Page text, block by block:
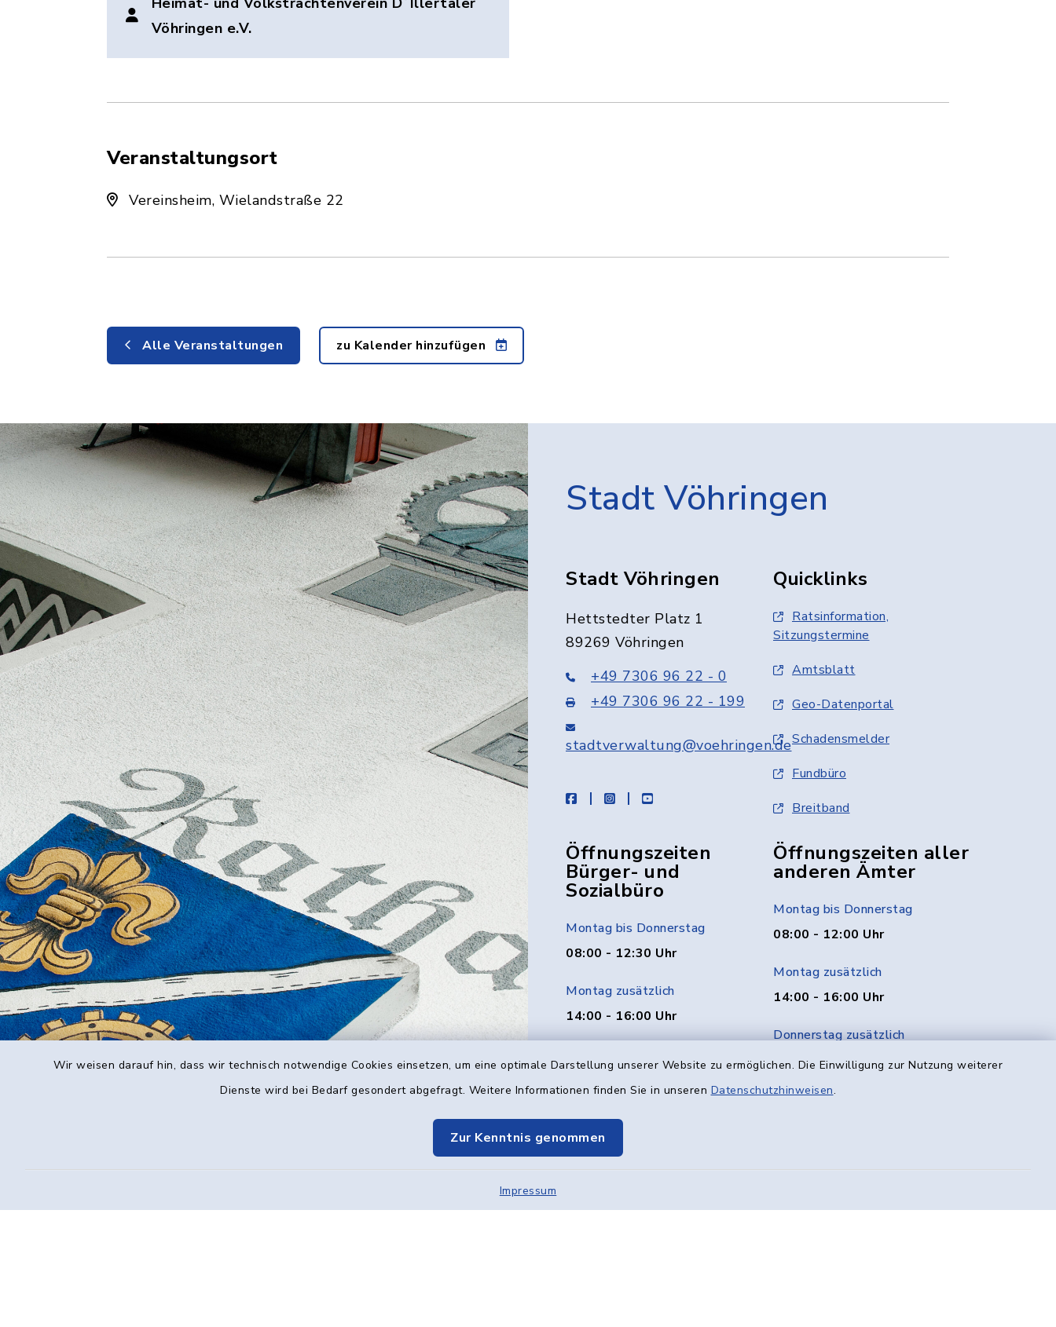
Wir weisen darauf hin, dass wir technisch notwendige Cookies einsetzen, um eine optimale Darstellung unserer Website zu ermöglichen. Die Einwilligung zur Nutzung weiterer
Dienste wird bei Bedarf gesondert abgefragt. Weitere Informationen finden Sie in unseren Datenschutzhinweisen.
Zur Kenntnis genommen
Impressum
Vöhringen e.V.
Veranstaltungsort
Vereinsheim, Wielandstraße 22
Alle Veranstaltungen zu Kalender hinzufügen
Stadt Vöhringen
Stadt Vöhringen
Hettstedter Platz 1
89269 Vöhringen
+49 7306 96 22 - 0
+49 7306 96 22 - 199
stadtverwaltung@voehringen.de
facebookinstagramyoutube
Quicklinks
Ratsinformation,
Sitzungstermine
Amtsblatt
Geo-Datenportal
Schadensmelder
Fundbüro
Breitband
Öffnungszeiten
Bürger- und
Sozialbüro
Montag bis Donnerstag
08:00 - 12:30 Uhr
Montag zusätzlich
14:00 - 16:00 Uhr
Freitag
08:00 - 12:00 Uhr
Öffnungszeiten aller
anderen Ämter
Montag bis Donnerstag
08:00 - 12:00 Uhr
Montag zusätzlich
14:00 - 16:00 Uhr
Donnerstag zusätzlich
14:00 - 18:00 Uhr
Freitag